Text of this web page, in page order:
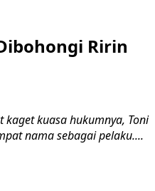
Ririn
kaget kuasa hukumnya, Toni
nama sebagai pelaku....